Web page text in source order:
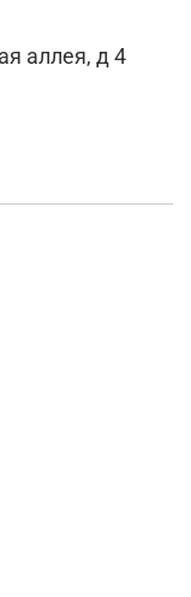
аллея, д 4